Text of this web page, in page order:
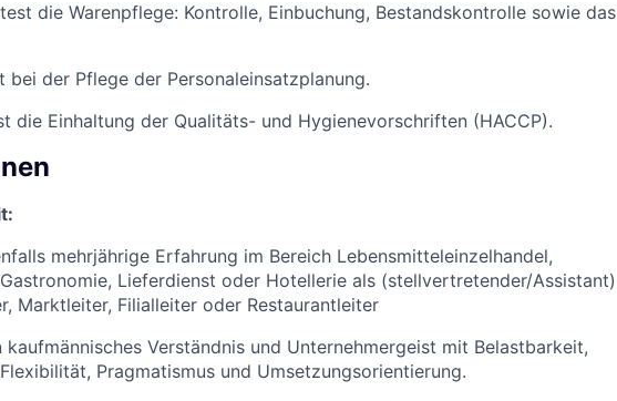
die Warenpflege: Kontrolle, Einbuchung, Bestandskontrolle sowie das
bei der Pflege der Personaleinsatzplanung.
die Einhaltung der Qualitäts- und Hygienevorschriften (HACCP).
mehrjährige Erfahrung im Bereich Lebensmitteleinzelhandel,
Lieferdienst oder Hotellerie als (stellvertretender/Assistant)
Marktleiter, Filialleiter oder Restaurantleiter
kaufmännisches Verständnis und Unternehmergeist mit Belastbarkeit,
Pragmatismus und Umsetzungsorientierung.